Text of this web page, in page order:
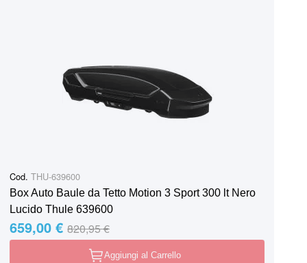
Cod. THU-639600
Box Auto Baule da Tetto Motion 3 Sport 300 lt Nero
Lucido Thule 639600
Special Price
659,00 € Regular Price
820,95 €
Aggiungi al Carrello